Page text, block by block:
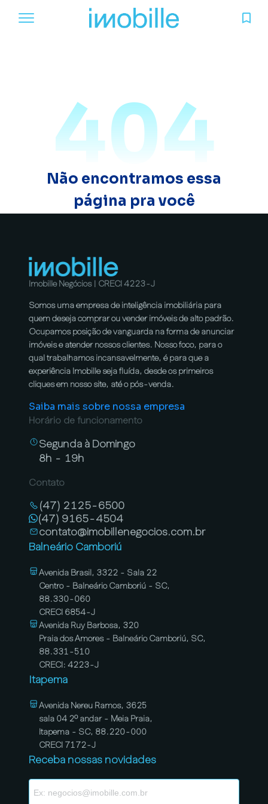
404
Não encontramos essa
página pra você
Imobille Negócios | CRECI 4223-J
Somos uma empresa de inteligência imobiliária para
quem deseja comprar ou vender imóveis de alto padrão.
Ocupamos posição de vanguarda na forma de anunciar
imóveis e atender nossos clientes. Nosso foco, para o
qual trabalhamos incansavelmente, é para que a
experiência Imobille seja fluída, desde os primeiros
cliques em nosso site, até o pós-venda.
Saiba mais sobre nossa empresa
Horário de funcionamento
Segunda à Domingo
8h - 19h
Contato
(47) 2125-6500
(47) 9165-4504
contato@imobillenegocios.com.br
Balneário Camboriú
Avenida Brasil, 3322 - Sala 22
Centro - Balneário Camboriú - SC,
88.330-060
CRECI 6854-J
Avenida Ruy Barbosa, 320
Praia dos Amores - Balneário Camboriú, SC,
88.331-510
CRECI: 4223-J
Itapema
Avenida Nereu Ramos, 3625
sala 04 2º andar - Meia Praia,
Itapema - SC, 88.220-000
CRECI 7172-J
Receba nossas novidades